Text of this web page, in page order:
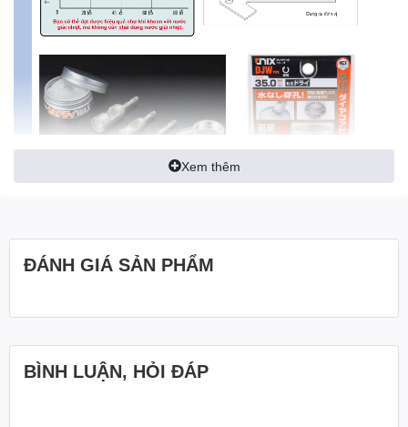
Xem thêm
ĐÁNH GIÁ SẢN PHẨM
BÌNH LUẬN, HỎI ĐÁP